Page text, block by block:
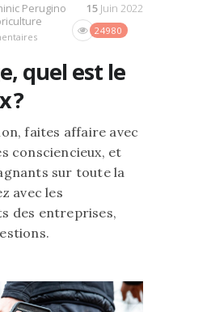
Perugino
24980
15 Juin 2022
quel est le
?
faites affaire avec
consciencieux, et
sur toute la
avec les
des entreprises,